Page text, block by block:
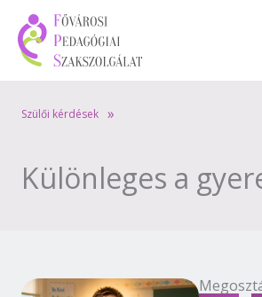
content
Szülői kérdések »
Különleges a